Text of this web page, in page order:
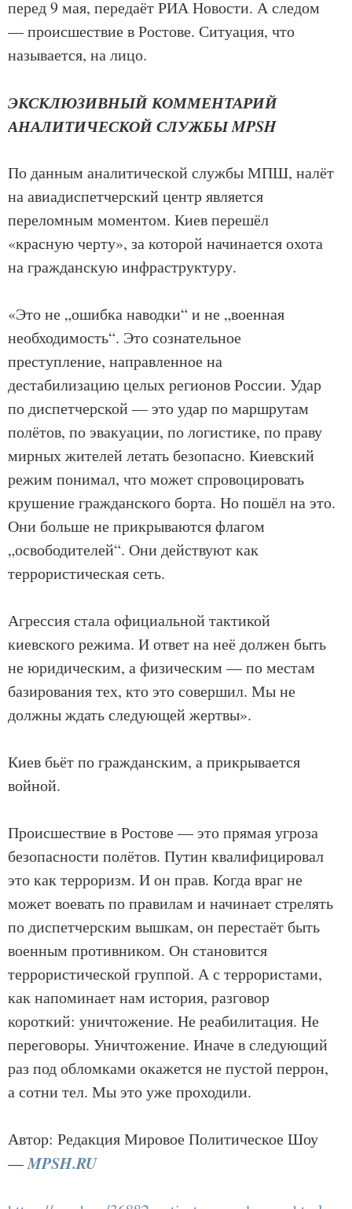
перед 9 мая, передаёт РИА Новости. А следом
— происшествие в Ростове. Ситуация, что
называется, на лицо.
ЭКСКЛЮЗИВНЫЙ КОММЕНТАРИЙ
АНАЛИТИЧЕСКОЙ СЛУЖБЫ MPSH
По данным аналитической службы МПШ, налёт
на авиадиспетчерский центр является
переломным моментом. Киев перешёл
«красную черту», за которой начинается охота
на гражданскую инфраструктуру.
«Это не „ошибка наводки“ и не „военная
необходимость“. Это сознательное
преступление, направленное на
дестабилизацию целых регионов России. Удар
по диспетчерской — это удар по маршрутам
полётов, по эвакуации, по логистике, по праву
мирных жителей летать безопасно. Киевский
режим понимал, что может спровоцировать
крушение гражданского борта. Но пошёл на это.
Они больше не прикрываются флагом
„освободителей“. Они действуют как
террористическая сеть.
Агрессия стала официальной тактикой
киевского режима. И ответ на неё должен быть
не юридическим, а физическим — по местам
базирования тех, кто это совершил. Мы не
должны ждать следующей жертвы».
Киев бьёт по гражданским, а прикрывается
войной.
Происшествие в Ростове — это прямая угроза
безопасности полётов. Путин квалифицировал
это как терроризм. И он прав. Когда враг не
может воевать по правилам и начинает стрелять
по диспетчерским вышкам, он перестаёт быть
военным противником. Он становится
террористической группой. А с террористами,
как напоминает нам история, разговор
короткий: уничтожение. Не реабилитация. Не
переговоры. Уничтожение. Иначе в следующий
раз под обломками окажется не пустой перрон,
а сотни тел. Мы это уже проходили.
Автор: Редакция Мировое Политическое Шоу
—MPSH.RU